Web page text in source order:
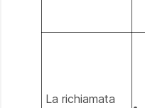
La richiamata